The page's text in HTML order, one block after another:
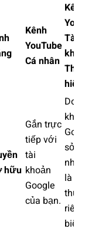
Kênh
YouTube
Cá nhân
Kênh
YouTube
Tài
khoản
Thương
hiệu
hữu
Gắn trực
tiếp với
tài
khoản
Google
của bạn.
Do tài
khoản
Google
sở hữu
nhưng
là một
thực thể
riêng
biệt.